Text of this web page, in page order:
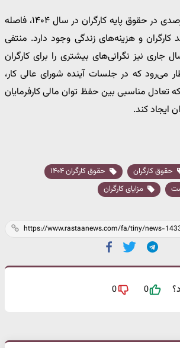
با وجود افزایش ۴۵ درصدی در حقوق پایه کارگران در سال ۱۴۰۴، فاصله
کارگران و هزینه‌های زندگی وجود دارد. منتفی
نیز نگرانی‌های بیشتری را برای کارگران
می‌رود که در جلسات آینده شورای عالی کار،
تعادل مناسبی بین حفظ توان مالی کارفرمایان
ایجاد کند.
حقوق کارگران
حقوق کارگران ۱۴۰۴
مزایای کارگران
0
0